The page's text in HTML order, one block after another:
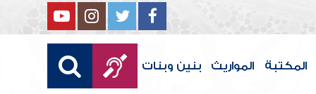
المكتبة المواريث بنين وبنات